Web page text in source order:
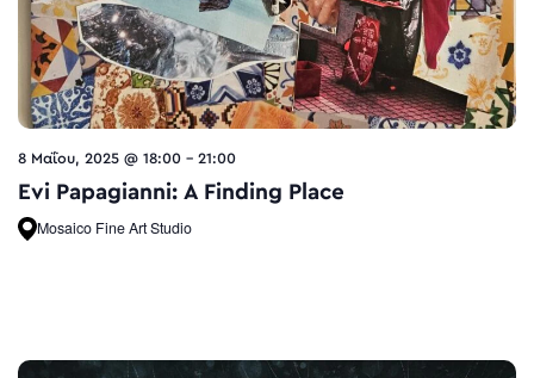
8 Μαΐου, 2025 @ 18:00 - 21:00
Evi Papagianni: A Finding Place
Mosaico Fine Art Studio